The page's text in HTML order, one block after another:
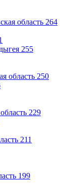
область 264
255
область 250
229
211
199